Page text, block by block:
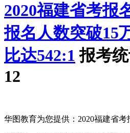
2020福建省考报
报名人数突破15
比达542:1 报考统
12
华图教育为您提供：2020福建省考